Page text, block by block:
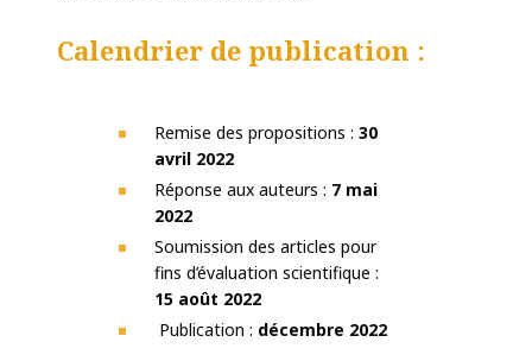
Calendrier de publication :
Remise des propositions : 30
avril 2022
Réponse aux auteurs : 7 mai
2022
Soumission des articles pour
fins d’évaluation scientifique :
15 août 2022
Publication : décembre 2022